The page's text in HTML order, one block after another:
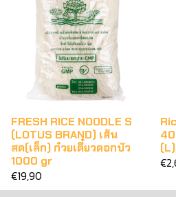
FRESH RICE NOODLE S
(LOTUS BRAND) เส้น
สด(เล็ก) ก๋วยเตี๋ยวดอกบัว
1000 gr
€19,90
(L)